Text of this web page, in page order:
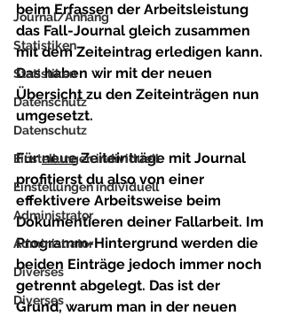
Journal/Anhang
Statistiken
Statistiken
Datenschutz
Datenschutz
Einstellungen individuell
Einstellungen individuell
Administrator
Administrator
Diverses
Diverses
beim Erfassen der Arbeitsleistung
das Fall-Journal gleich zusammen
mit dem Zeiteintrag erledigen kann.
Das haben wir mit der neuen
Übersicht zu den Zeiteinträgen nun
umgesetzt.
Für neue Zeiteinträge mit Journal
profitierst du also von einer
effektivere Arbeitsweise beim
Dokumentieren deiner Fallarbeit. Im
Programm-Hintergrund werden die
beiden Einträge jedoch immer noch
getrennt abgelegt. Das ist der
Grund, warum man in der neuen